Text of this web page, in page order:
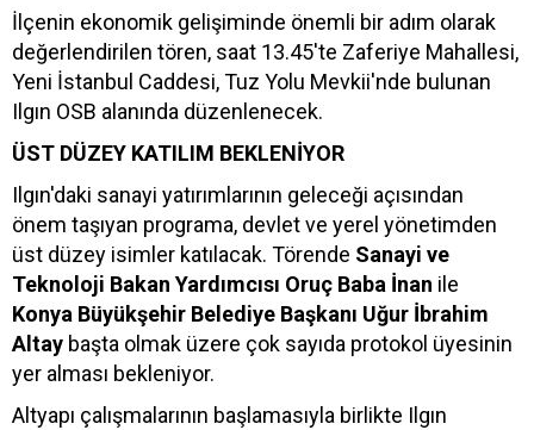
İlçenin ekonomik gelişiminde önemli bir adım olarak
değerlendirilen tören, saat 13.45'te Zaferiye Mahallesi,
Yeni İstanbul Caddesi, Tuz Yolu Mevkii'nde bulunan
Ilgın OSB alanında düzenlenecek.
ÜST DÜZEY KATILIM BEKLENİYOR
Ilgın'daki sanayi yatırımlarının geleceği açısından
önem taşıyan programa, devlet ve yerel yönetimden
üst düzey isimler katılacak. Törende Sanayi ve
Teknoloji Bakan Yardımcısı Oruç Baba İnan ile
Konya Büyükşehir Belediye Başkanı Uğur İbrahim
Altay başta olmak üzere çok sayıda protokol üyesinin
yer alması bekleniyor.
Altyapı çalışmalarının başlamasıyla birlikte Ilgın